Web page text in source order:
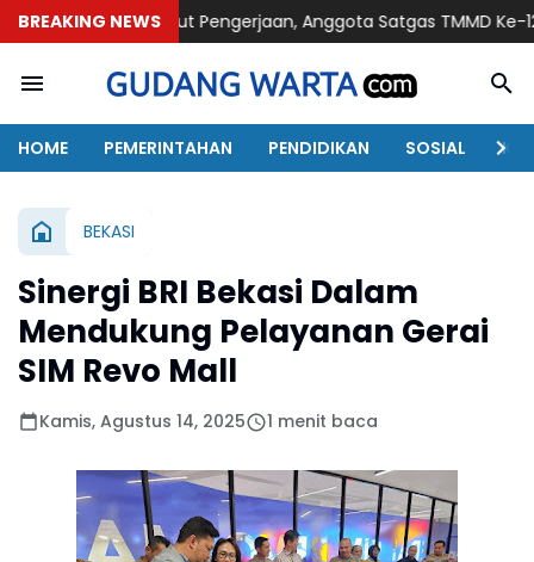
BREAKING NEWS
Kebut Pengerjaan, Anggota Satgas TMMD Ke-129 Pasang
HOME PEMERINTAHAN PENDIDIKAN SOSIAL
BEKASI
Sinergi BRI Bekasi Dalam
Mendukung Pelayanan Gerai
SIM Revo Mall
Kamis, Agustus 14, 2025 1 menit baca